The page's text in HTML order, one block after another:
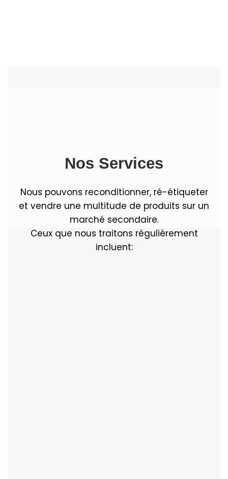
Nos Services
Nous pouvons reconditionner, ré-étiqueter
et vendre une multitude de produits sur un
marché secondaire.
Ceux que nous traitons régulièrement
incluent: